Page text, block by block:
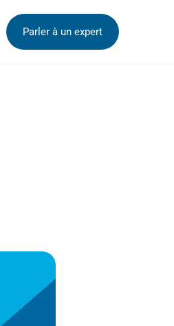
Parler à un expert